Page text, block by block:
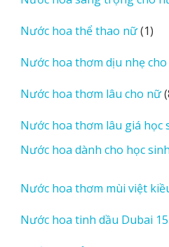
Nước hoa thể thao nữ 11
Nước hoa thơm dịu nhẹ
Nước hoa thơm lâu cho nữ
Nước hoa thơm lâu giá học
Nước hoa dành cho học
Nước hoa thơm mùi việt
Nước hoa tinh dầu Dubai